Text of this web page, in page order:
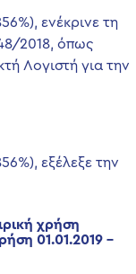
ενέκρινε τη
2018, όπως
Λογιστή για την
εξέλεξε την
χρήση
01.01.2019 –